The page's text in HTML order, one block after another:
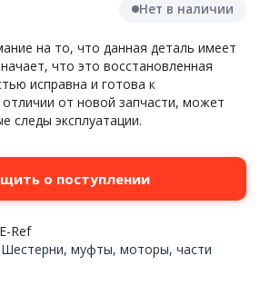
на то, что данная деталь имеет
что это восстановленная
исправна и готова к
от новой запчасти, может
следы эксплуатации.
Нет в наличии
о поступлении
Ref
Шестерни, муфты, моторы, части